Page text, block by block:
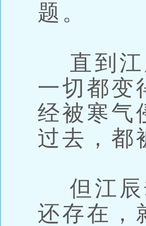
题。
直到江
一切都变
经被寒气
过去，都
但江辰
还存在，